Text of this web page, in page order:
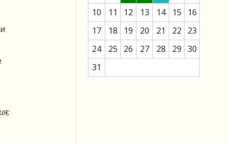
10
11 12 13 14 15
16
17
18 19 20 21 22
23
24
25 26 27 28 29 30
31